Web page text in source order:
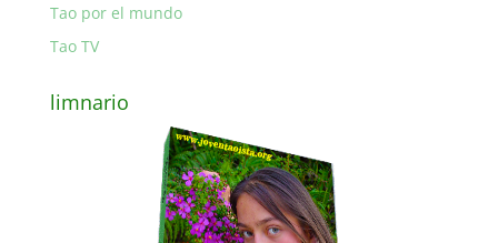
Tao por el mundo
Tao TV
limnario